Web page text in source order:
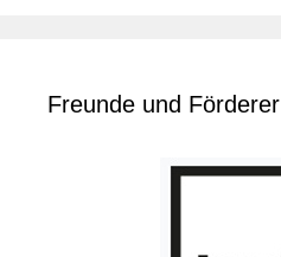
Freunde und Förderer